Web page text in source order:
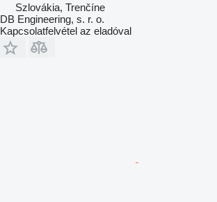
Szlovákia, Trenčíne
DB Engineering, s. r. o.
Kapcsolatfelvétel az eladóval